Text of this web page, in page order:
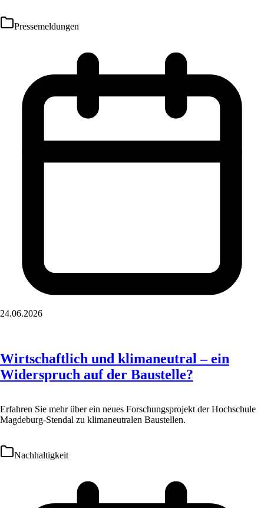
Pressemeldungen
24.06.2026
Wirtschaftlich und klimaneutral – ein
Widerspruch auf der Baustelle?
Erfahren Sie mehr über ein neues Forschungsprojekt der Hochschule
Magdeburg-Stendal zu klimaneutralen Baustellen.
Nachhaltigkeit